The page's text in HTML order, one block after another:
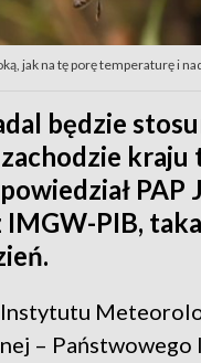
jak na tę porę temperaturę i
będzie
PIB,
Instytutu
–